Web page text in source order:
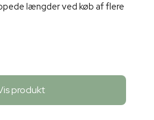
længder ved køb af flere
produkt